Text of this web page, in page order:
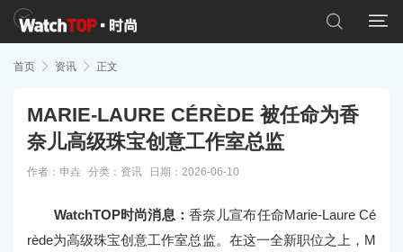


首页  资讯  正文
MARIE-LAURE CÉRÈDE 被任命为香
奈儿高级珠宝创意工作室总监
作者：申垚 分类： 资讯 日期：2026-06-10
WatchTOP时尚消息： 香奈儿宣布任命Marie-Laure Cé
rède为高级珠宝创意工作室总监。在这一全新职位之上，M